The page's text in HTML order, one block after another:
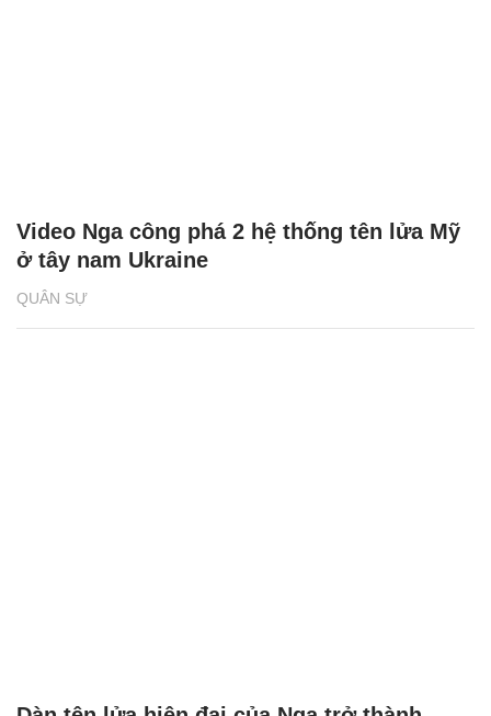
QUÂN SỰ
Video Nga công phá 2 hệ thống tên lửa Mỹ
ở tây nam Ukraine